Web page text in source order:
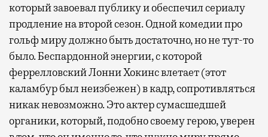
который завоевал публику и обеспечил сериалу
продление на второй сезон. Одной комедии про
гольф миру должно быть достаточно, но не тут-то
было. Беспардонной энергии, с которой
феррелловский Лонни Хокинс влетает (этот
каламбур был неизбежен) в кадр, сопротивляться
никак невозможно. Это актер сумасшедшей
органики, который, подобно своему герою, уверен